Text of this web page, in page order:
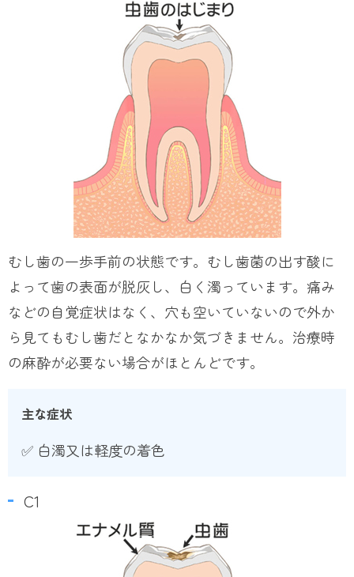
むし歯の一歩手前の状態です。むし歯菌の出す酸に
よって歯の表面が脱灰し、白く濁っています。痛み
などの自覚症状はなく、穴も空いていないので外か
ら見てもむし歯だとなかなか気づきません。治療時
の麻酔が必要ない場合がほとんどです。
主な症状
✅ 白濁又は軽度の着色
C1